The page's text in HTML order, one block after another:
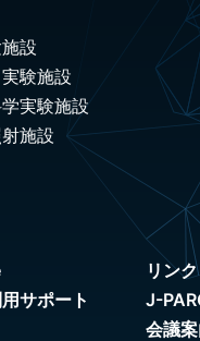
設
験施設
実験施設
施設
サポート
リンク
J-
会議